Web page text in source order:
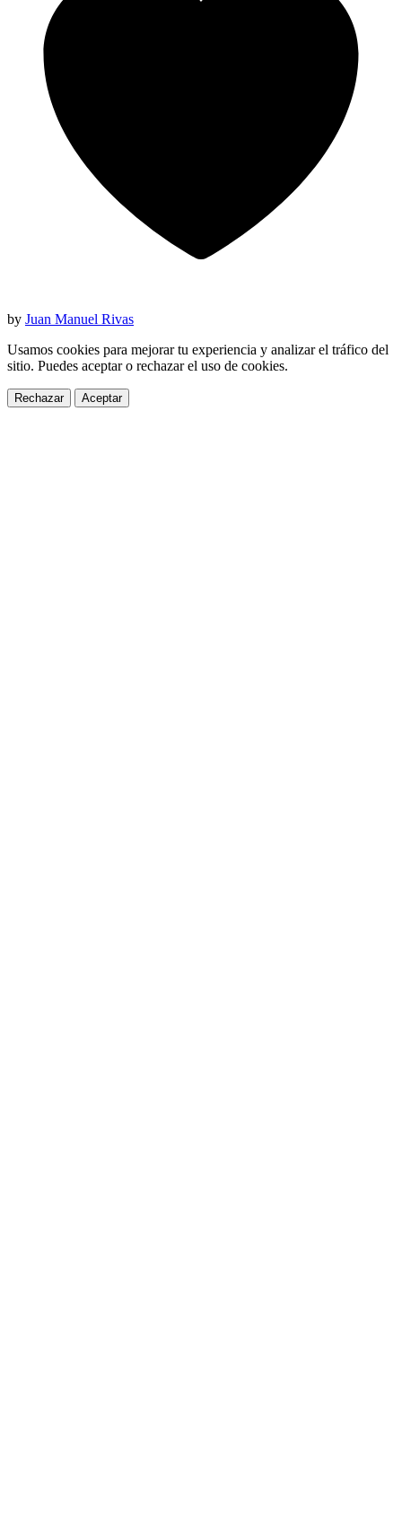
by Juan Manuel Rivas
Usamos cookies para mejorar tu experiencia y analizar el tráfico del
sitio. Puedes aceptar o rechazar el uso de cookies.
Rechazar Aceptar